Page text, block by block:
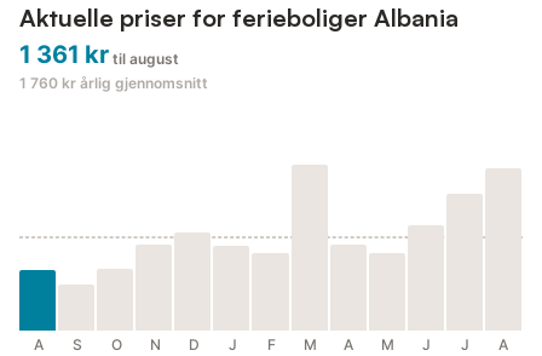
Aktuelle priser for ferieboliger Albania
1 361 kr til august
1 760 kr årlig gjennomsnitt
A S O N D J F M A M J J A